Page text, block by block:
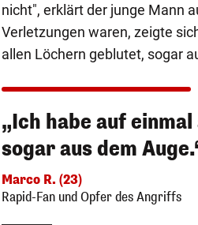
nicht", erklärt der junge Mann
Verletzungen waren, zeigte
allen Löchern geblutet, sogar
„Ich habe auf
sogar aus dem
Marco R. (23)
Rapid-Fan und Opfer des Angriffs